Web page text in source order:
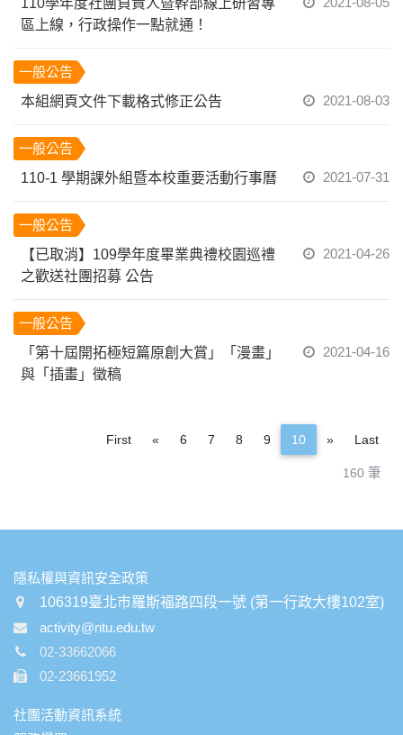
區上線，行政操作一點就通！
一般公告
本組網頁文件下載格式修正公告
2021-08-03
一般公告
110-1 學期課外組暨本校重要活動行事曆
2021-07-31
一般公告
【已取消】109學年度畢業典禮校園巡禮
之歡送社團招募 公告
2021-04-26
一般公告
「第十屆開拓極短篇原創大賞」「漫畫」
與「插畫」徵稿
2021-04-16
160 筆
First « Previous
6 7 8 9 10 »NextLast
:::
隱私權與資訊安全政策
106319臺北市羅斯福路四段一號 (第一行政大樓102室)
activity@ntu.edu.tw
02-33662066
02-23661952
社團活動資訊系統